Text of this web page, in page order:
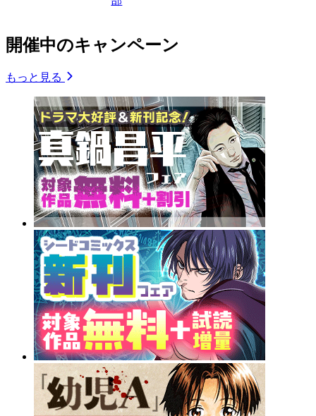
開催中のキャンペーン
もっと見る